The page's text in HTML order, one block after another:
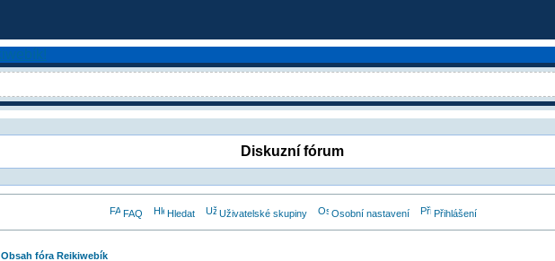
Diskuzní fórum
FAQ Hledat Uživatelské skupiny Osobní nastavení Přihlášení
Obsah fóra Reikiwebík